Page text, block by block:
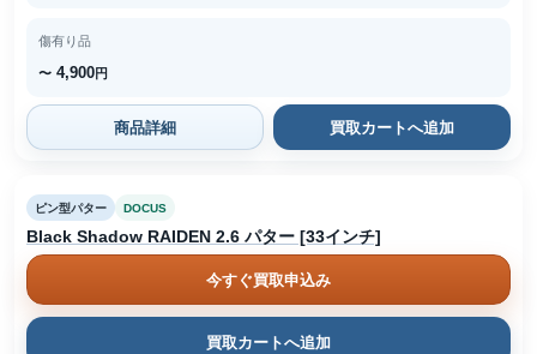
傷有り品
〜 4,900円
商品詳細 買取カートへ追加
ピン型パター DOCUS
Black Shadow RAIDEN 2.6 パター [33インチ]
今すぐ買取申込み
買取カートへ追加